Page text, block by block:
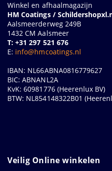
Winkel en afhaalmagazijn
HM Coatings /
Aalsmeerderweg 249B
1432 CM Aalsmeer
T: +31 297 521 676
E: info@hmcoatings.nl
IBAN: NL66ABNA0816779627
BIC: ABNANL2A
KvK: 60981776 (Heerenlux BV)
BTW: NL854148322B01
Veilig Online winkelen